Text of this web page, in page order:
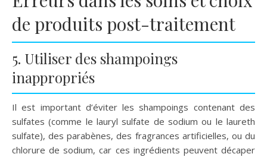
de produits post-traitement
5. Utiliser des shampoings
inappropriés
Il est important d’éviter les shampoings contenant des
sulfates (comme le lauryl sulfate de sodium ou le laureth
sulfate), des parabènes, des fragrances artificielles, ou du
chlorure de sodium, car ces ingrédients peuvent décaper